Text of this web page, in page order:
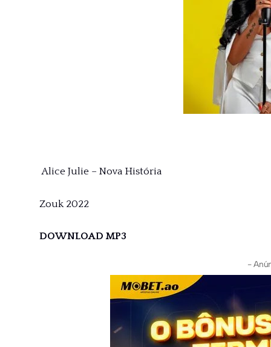
Alice Julie – Nova História
Zouk 2022
DOWNLOAD MP3
-